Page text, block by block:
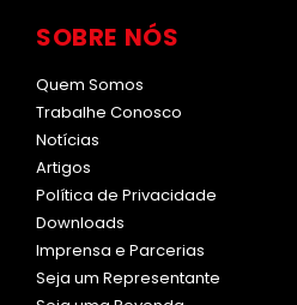
SOBRE NÓS
Quem Somos
Trabalhe Conosco
Notícias
Artigos
Política de Privacidade
Downloads
Imprensa e Parcerias
Seja um Representante